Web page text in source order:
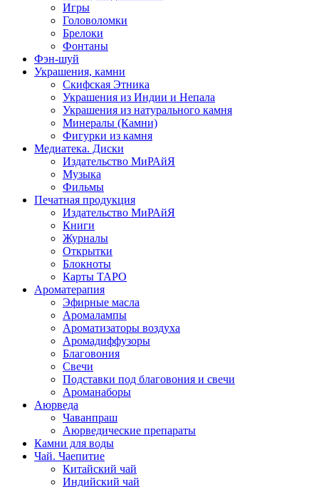
Игры
Головоломки
Брелоки
Фонтаны
Фэн-шуй
Украшения, камни
Скифская Этника
Украшения из Индии и Непала
Украшения из натурального камня
Минералы (Камни)
Фигурки из камня
Медиатека. Диски
Издательство МиРАйЯ
Музыка
Фильмы
Печатная продукция
Издательство МиРАйЯ
Книги
Журналы
Открытки
Блокноты
Карты ТАРО
Ароматерапия
Эфирные масла
Аромалампы
Ароматизаторы воздуха
Аромадиффузоры
Благовония
Свечи
Подставки под благовония и свечи
Ароманаборы
Аюрведа
Чаванпраш
Аюрведические препараты
Камни для воды
Чай. Чаепитие
Китайский чай
Индийский чай